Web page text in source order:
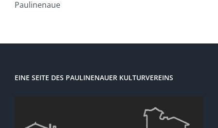
Paulinenaue
EINE SEITE DES PAULINENAUER KULTURVEREINS